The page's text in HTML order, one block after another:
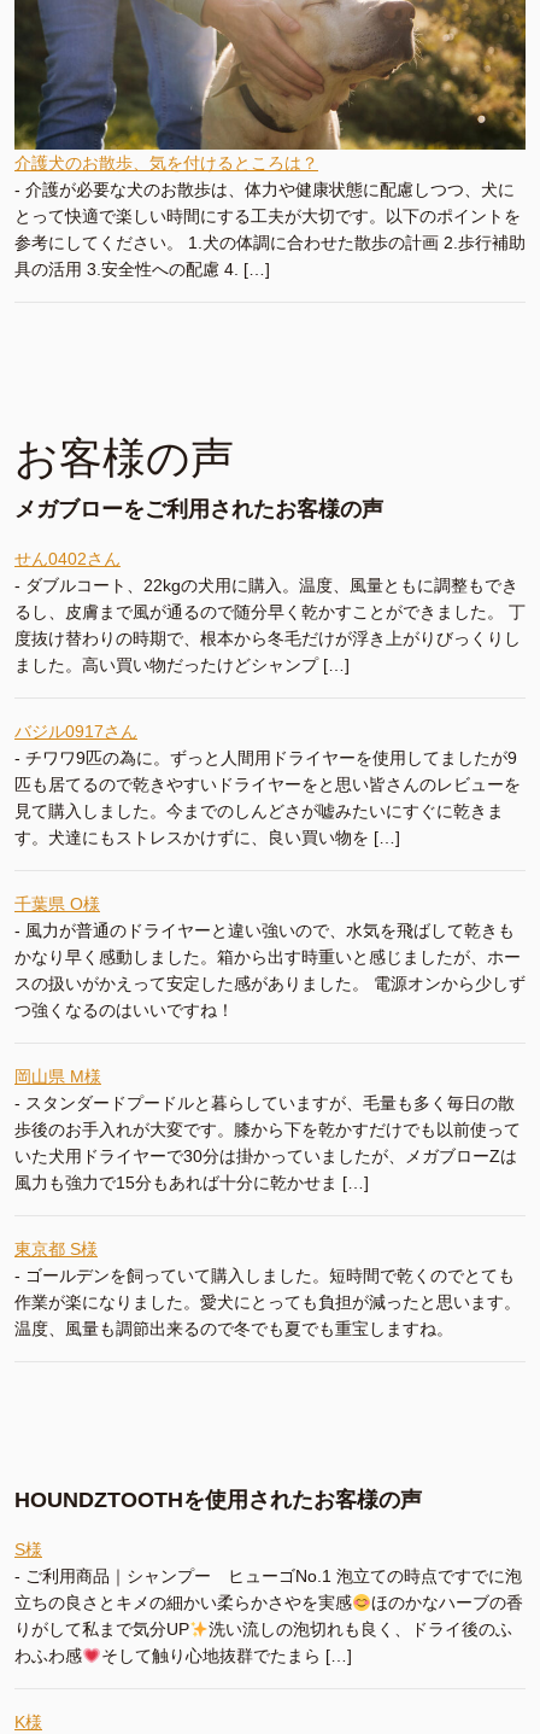
介護犬のお散歩、気を付けるところは？
- 介護が必要な犬のお散歩は、体力や健康状態に配慮しつつ、犬に
とって快適で楽しい時間にする工夫が大切です。以下のポイントを
参考にしてください。 1.犬の体調に合わせた散歩の計画 2.歩行補助
具の活用 3.安全性への配慮 4. […]
お客様の声
メガブローをご利用されたお客様の声
せん0402さん
- ダブルコート、22kgの犬用に購入。温度、風量ともに調整もでき
るし、皮膚まで風が通るので随分早く乾かすことができました。 丁
度抜け替わりの時期で、根本から冬毛だけが浮き上がりびっくりし
ました。高い買い物だったけどシャンプ […]
バジル0917さん
- チワワ9匹の為に。ずっと人間用ドライヤーを使用してましたが9
匹も居てるので乾きやすいドライヤーをと思い皆さんのレビューを
見て購入しました。今までのしんどさが嘘みたいにすぐに乾きま
す。犬達にもストレスかけずに、良い買い物を […]
千葉県 O様
- 風力が普通のドライヤーと違い強いので、水気を飛ばして乾きも
かなり早く感動しました。箱から出す時重いと感じましたが、ホー
スの扱いがかえって安定した感がありました。 電源オンから少しず
つ強くなるのはいいですね！
岡山県 M様
- スタンダードプードルと暮らしていますが、毛量も多く毎日の散
歩後のお手入れが大変です。膝から下を乾かすだけでも以前使って
いた犬用ドライヤーで30分は掛かっていましたが、メガブローZは
風力も強力で15分もあれば十分に乾かせま […]
東京都 S様
- ゴールデンを飼っていて購入しました。短時間で乾くのでとても
作業が楽になりました。愛犬にとっても負担が減ったと思います。
温度、風量も調節出来るので冬でも夏でも重宝しますね。
HOUNDZTOOTHを使用されたお客様の声
S様
- ご利用商品｜シャンプー ヒューゴNo.1 泡立ての時点ですでに泡
立ちの良さとキメの細かい柔らかさやを実感
ほのかなハーブの香
りがして私まで気分UP
洗い流しの泡切れも良く、ドライ後のふ
わふわ感
そして触り心地抜群でたまら […]
K様